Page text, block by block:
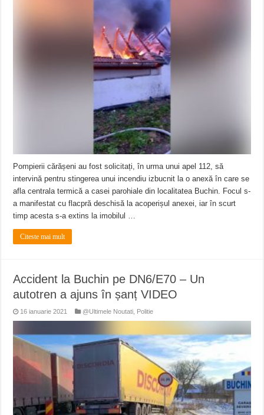
Pompierii cărășeni au fost solicitați, în urma unui apel 112, să
intervină pentru stingerea unui incendiu izbucnit la o anexă în care se
afla centrala termică a casei parohiale din localitatea Buchin. Focul s-
a manifestat cu flacpră deschisă la acoperișul anexei, iar în scurt
timp acesta s-a extins la imobilul …
Citeste mai mult
Accident la Buchin pe DN6/E70 – Un
autotren a ajuns în șanț VIDEO
16 ianuarie 2021 @Ultimele Noutati Politie